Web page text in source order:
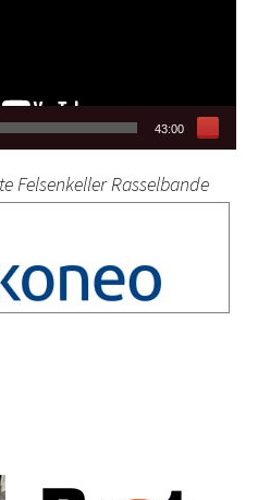
43:00
Felsenkeller Rasselbande